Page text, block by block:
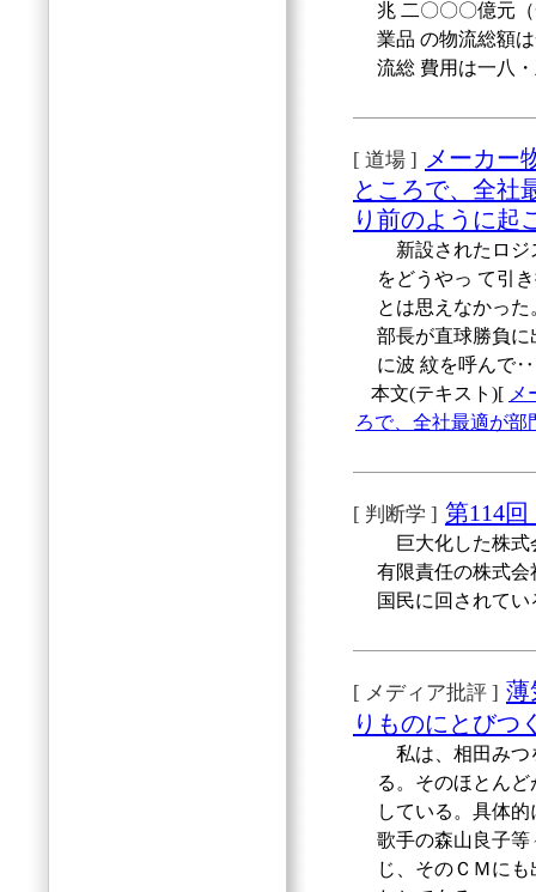
兆 二〇〇〇億元
業品 の物流総額
流総 費用は一八
[ 道場 ] メーカー
ところで、全社
り前のように起
新設されたロジ
をどうやっ て引
とは思えなかっ
部長が直球勝負
に波 紋を呼んで
本文(テキスト)[ メ
ろで、全社最適が部
[ 判断学 ] 第114
巨大化した株式
有限責任の株式
国民に回されてい
[ メディア批評 ] 薄
りものにとびつ
私は、相田みつ
る。そのほとん
している。具体
歌手の森山良子
じ、そのＣＭに